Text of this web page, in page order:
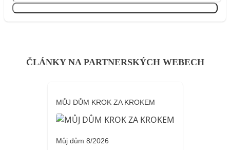
ČLÁNKY NA PARTNERSKÝCH WEBECH
MŮJ DŮM KROK ZA KROKEM
Můj dům 8/2026